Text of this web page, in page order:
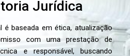
Jurídica
é baseada em ética, atualização
com uma prestação de
e responsável, buscando